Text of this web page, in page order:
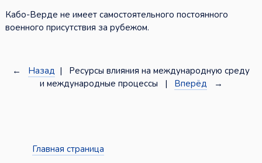
Кабо-Верде не имеет самостоятельного постоянного
военного присутствия за рубежом.
← Назад | Ресурсы влияния на международную среду
и международные процессы | Вперёд →
Главная страница